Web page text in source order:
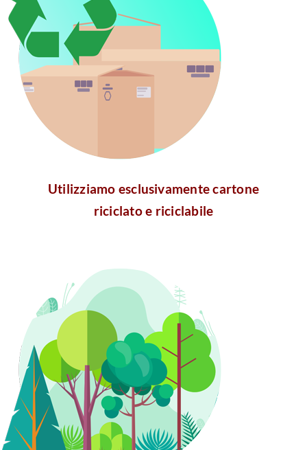
Utilizziamo esclusivamente cartone
riciclato e riciclabile